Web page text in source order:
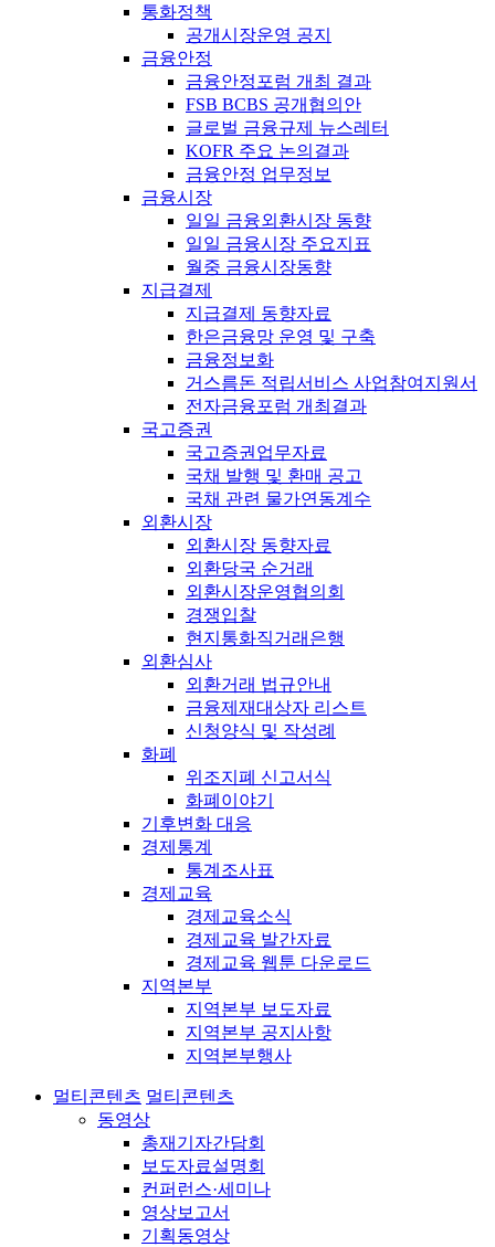
통화정책
공개시장운영 공지
금융안정
금융안정포럼 개최 결과
FSB BCBS 공개협의안
글로벌 금융규제 뉴스레터
KOFR 주요 논의결과
금융안정 업무정보
금융시장
일일 금융외환시장 동향
일일 금융시장 주요지표
월중 금융시장동향
지급결제
지급결제 동향자료
한은금융망 운영 및 구축
금융정보화
거스름돈 적립서비스 사업참여지원서
전자금융포럼 개최결과
국고증권
국고증권업무자료
국채 발행 및 환매 공고
국채 관련 물가연동계수
외환시장
외환시장 동향자료
외환당국 순거래
외환시장운영협의회
경쟁입찰
현지통화직거래은행
외환심사
외환거래 법규안내
금융제재대상자 리스트
신청양식 및 작성례
화폐
위조지폐 신고서식
화폐이야기
기후변화 대응
경제통계
통계조사표
경제교육
경제교육소식
경제교육 발간자료
경제교육 웹툰 다운로드
지역본부
지역본부 보도자료
지역본부 공지사항
지역본부행사
멀티콘텐츠 멀티콘텐츠
동영상
총재기자간담회
보도자료설명회
컨퍼런스·세미나
영상보고서
기획동영상